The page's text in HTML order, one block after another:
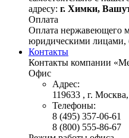
адресу: г. Химки,
Оплата
Оплата нержавеющего
юридическими лицами,
Контакты
Контакты компании
Офис
Адрес:
119633 , г.
Телефоны:
8 (495) 357-06-61
8 (800) 555-86-67